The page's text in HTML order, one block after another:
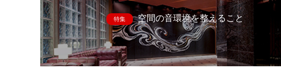
特集 空間の音環境を整えること